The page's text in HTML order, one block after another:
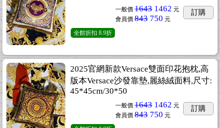
一般價 1643 1462 元
會員價 843 750 元
訂購
全館折扣 8.9折
2025官網新款Versace雙面印花抱枕,高
版本Versace沙發靠墊,麗絲絨面料,尺寸:
45*45cm/30*50
一般價 1643 1462 元
會員價 843 750 元
訂購